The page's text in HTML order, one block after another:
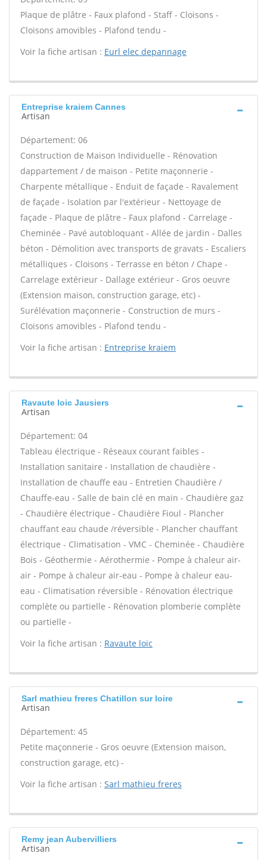
Plaque de plâtre - Faux plafond - Staff - Cloisons -
Cloisons amovibles - Plafond tendu -
Voir la fiche artisan : Eurl elec depannage
Entreprise kraiem Cannes
Artisan
Département: 06
Construction de Maison Individuelle - Rénovation
dappartement / de maison - Petite maçonnerie -
Charpente métallique - Enduit de façade - Ravalement
de façade - Isolation par l'extérieur - Nettoyage de
façade - Plaque de plâtre - Faux plafond - Carrelage -
Cheminée - Pavé autobloquant - Allée de jardin - Dalles
béton - Démolition avec transports de gravats - Escaliers
métalliques - Cloisons - Terrasse en béton / Chape -
Carrelage extérieur - Dallage extérieur - Gros oeuvre
(Extension maison, construction garage, etc) -
Surélévation maçonnerie - Construction de murs -
Cloisons amovibles - Plafond tendu -
Voir la fiche artisan : Entreprise kraiem
Ravaute loic Jausiers
Artisan
Département: 04
Tableau électrique - Réseaux courant faibles -
Installation sanitaire - Installation de chaudière -
Installation de chauffe eau - Entretien Chaudière /
Chauffe-eau - Salle de bain clé en main - Chaudière gaz
- Chaudière électrique - Chaudière Fioul - Plancher
chauffant eau chaude /réversible - Plancher chauffant
électrique - Climatisation - VMC - Cheminée - Chaudière
Bois - Géothermie - Aérothermie - Pompe à chaleur air-
air - Pompe à chaleur air-eau - Pompe à chaleur eau-
eau - Climatisation réversible - Rénovation électrique
complète ou partielle - Rénovation plomberie complète
ou partielle -
Voir la fiche artisan : Ravaute loic
Sarl mathieu freres Chatillon sur loire
Artisan
Département: 45
Petite maçonnerie - Gros oeuvre (Extension maison,
construction garage, etc) -
Voir la fiche artisan : Sarl mathieu freres
Remy jean Aubervilliers
Artisan